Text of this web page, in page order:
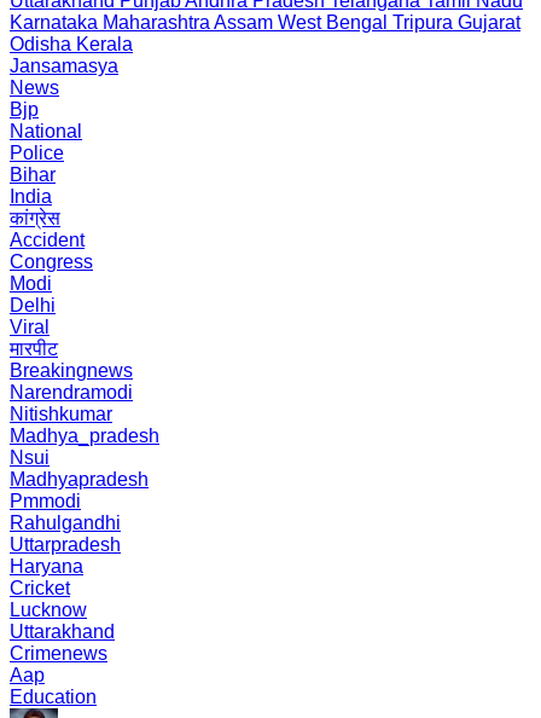
Karnataka Maharashtra Assam West Bengal Tripura Gujarat
Odisha Kerala
Jansamasya
News
Bjp
National
Police
Bihar
India
कांग्रेस
Accident
Congress
Modi
Delhi
Viral
मारपीट
Breakingnews
Narendramodi
Nitishkumar
Madhya_pradesh
Nsui
Madhyapradesh
Pmmodi
Rahulgandhi
Uttarpradesh
Haryana
Cricket
Lucknow
Uttarakhand
Crimenews
Aap
Education